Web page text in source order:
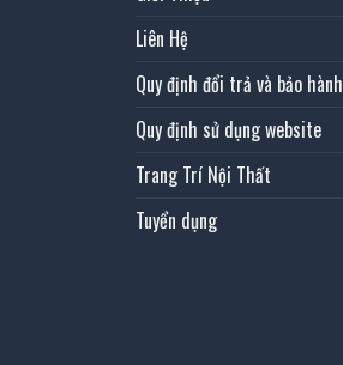
Liên Hệ
Quy định đổi trả và bảo hành
Quy định sử dụng website
Trang Trí Nội Thất
Tuyển dụng